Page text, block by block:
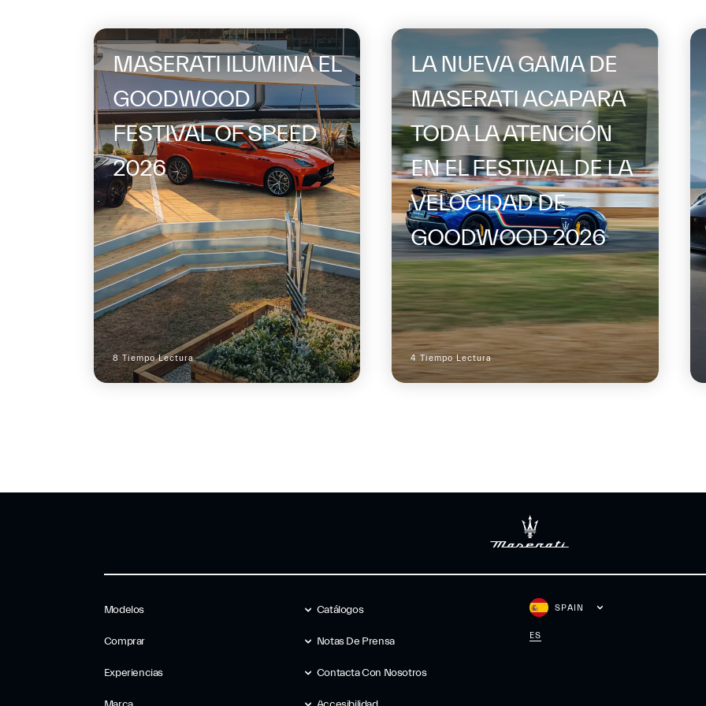
MASERATI ILUMINA EL
GOODWOOD
FESTIVAL OF SPEED
2026
8 Tiempo Lectura
LA NUEVA GAMA DE
MASERATI ACAPARA
TODA LA ATENCIÓN
EN EL FESTIVAL DE LA
VELOCIDAD DE
GOODWOOD 2026
4 Tiempo Lectura
Modelos
Comprar
Experiencias
Catálogos
Notas De Prensa
Contacta Con Nosotros
SPAIN
ES